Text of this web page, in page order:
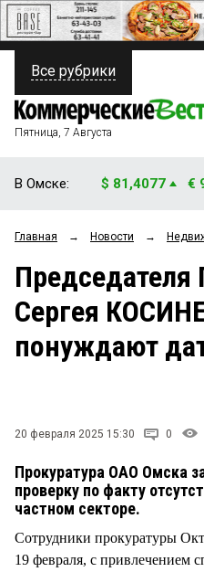
ПОЛИТИКА
ФИНАНСЫ
ОБЩЕСТВО
ЗАКОН
НОВОСТИ КОМПАНИЙ
Все рубрики
Пятница, 7 Августа
В Омске: $ 81,4077 €
Главная → Новости →
Председателя
Сергея
понуждают
20 февраля 2025 15:30 0
Прокуратура ОАО Омска
проверку по факту
частном секторе.
Сотрудники прокуратуры
19 февраля, с привлечением